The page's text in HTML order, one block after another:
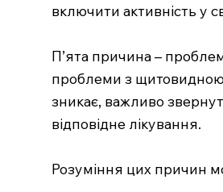
включити активність у
П’ята причина –
проблеми з щитовидною
зникає, важливо
відповідне лікування.
Розуміння цих причин